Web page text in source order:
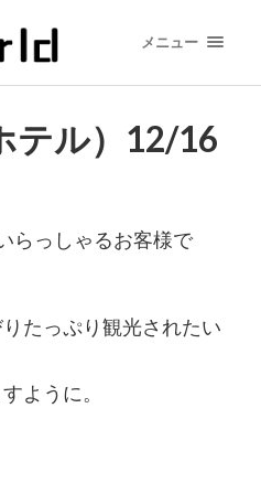
メニュー
テル）12/16
らっしゃるお客様で
たっぷり観光されたい
ように。